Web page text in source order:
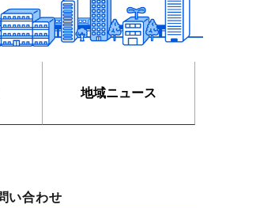
地域ニュース
い合わせ